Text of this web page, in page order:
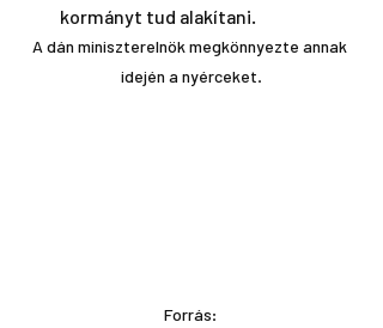
kormányt tud alakítani.
A dán miniszterelnök megkönnyezte annak
idején a nyérceket.
Forrás: